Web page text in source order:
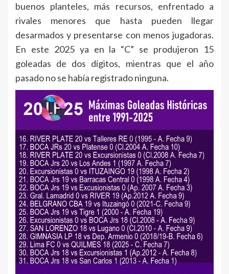
buenos planteles, más recursos, enfrentado a
rivales menores que hasta pueden llegar
desarmados y presentarse con menos jugadoras.
En este 2025 ya en la “C” se produjeron 15
goleadas de dos dígitos, mientras que el año
pasado no se había registrado ninguna.